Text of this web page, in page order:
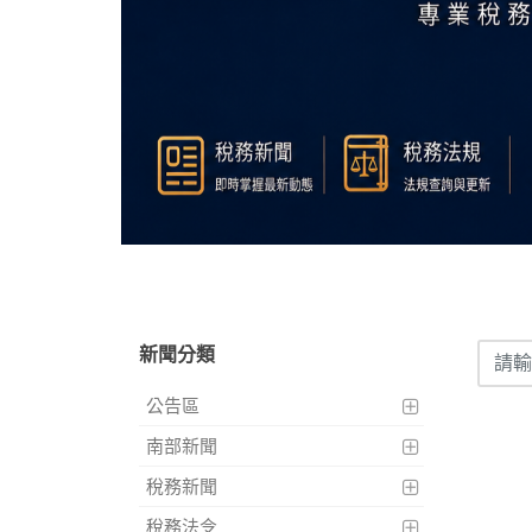
新聞分類
公告區
南部新聞
稅務新聞
稅務法令